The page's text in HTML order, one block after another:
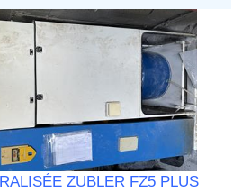
ZUBLER FZ5 PLUS